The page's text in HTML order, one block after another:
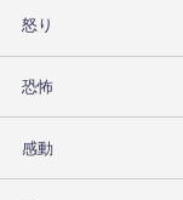
怒り
恐怖
感動